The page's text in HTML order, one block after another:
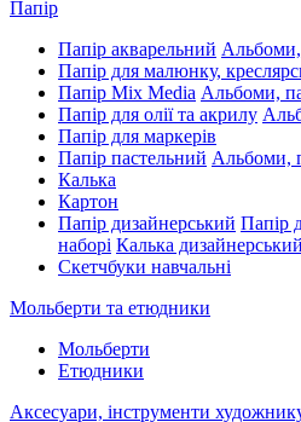
Папір
Папір акварельний Альбоми,
Папір для малюнку,
Папір Mix Media Альбоми,
Папір для олії та акрилу
Папір для маркерів
Папір пастельний Альбоми,
Калька
Картон
Папір дизайнерський Папір
наборі Калька дизайнерський
Скетчбуки навчальні
Мольберти та етюдники
Мольберти
Етюдники
Аксесуари, інструменти